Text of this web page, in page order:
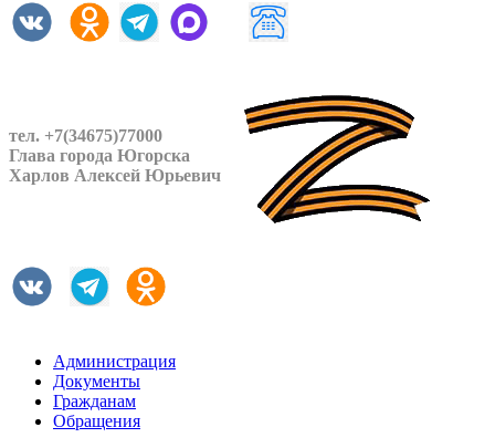
тел. +7(34675)77000
Глава города Югорска
Харлов Алексей Юрьевич
Администрация
Документы
Гражданам
Обращения